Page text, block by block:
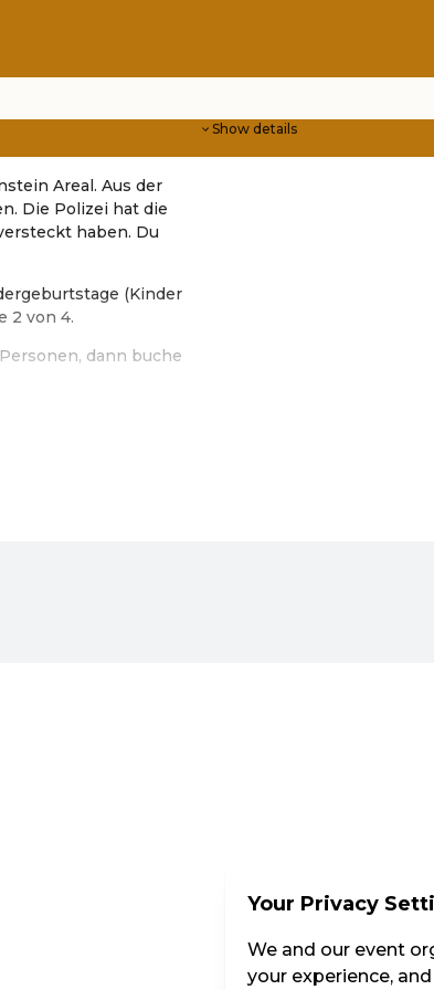
Show details
Areal. Aus der
Die Polizei hat die
haben. Du
(Kinder
2 von 4.
dann buche
Your Privacy
We and our event
your experience,